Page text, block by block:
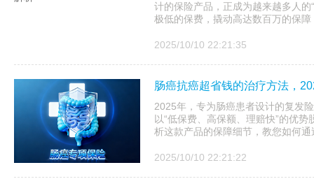
计的保险产品，正成为越来越多人
极低的保费，撬动高达数百万的保障
2025/10/10 22:21:35
肠癌抗癌超省钱的治疗方法，
2025年，专为肠癌患者设计的复发
以“低保费、高保额、理赔快”的优
析这款产品的保障细节，教您如何
2025/10/10 22:21:22